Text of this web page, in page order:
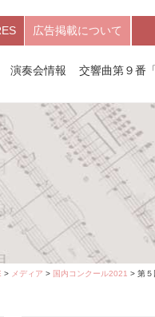
広告掲載について
演奏会情報 交響曲第９番
> メディア > 国内コンクール2021 > 第５